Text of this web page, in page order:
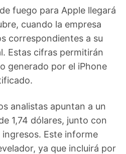
fuego para Apple llegará
cuando la empresa
correspondientes a su
Estas cifras permitirán
generado por el iPhone
analistas apuntan a un
1,74 dólares, junto con
Este informe
ya que incluirá por